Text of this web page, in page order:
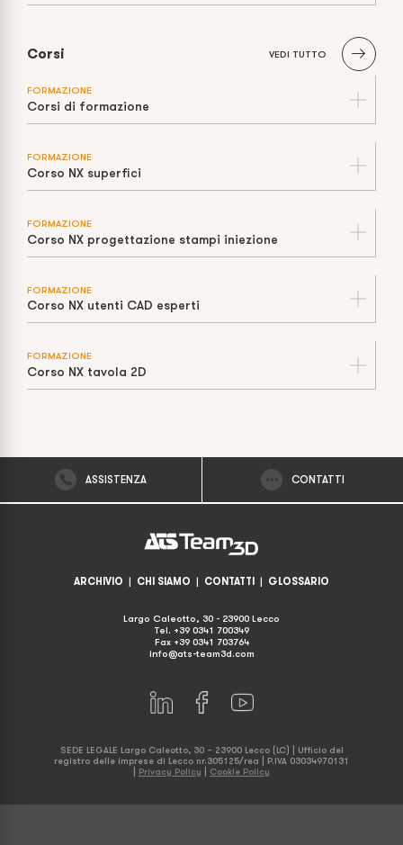
Corsi VEDI TUTTO
FORMAZIONE
Corsi di formazione
FORMAZIONE
Corso NX superfici
FORMAZIONE
Corso NX progettazione stampi iniezione
FORMAZIONE
Corso NX utenti CAD esperti
FORMAZIONE
Corso NX tavola 2D
ASSISTENZA CONTATTI
ARCHIVIO | CHI SIAMO | CONTATTI | GLOSSARIO
Largo Caleotto, 30 - 23900 Lecco
Tel. +39 0341 700349
Fax +39 0341 703764
info@ats-team3d.com
SEDE LEGALE Largo Caleotto, 30 – 23900 Lecco (LC) | Ufficio del
registro delle imprese di Lecco nr.305125/rea | P.IVA 03034970131
Privacy Policy Cookie Policy